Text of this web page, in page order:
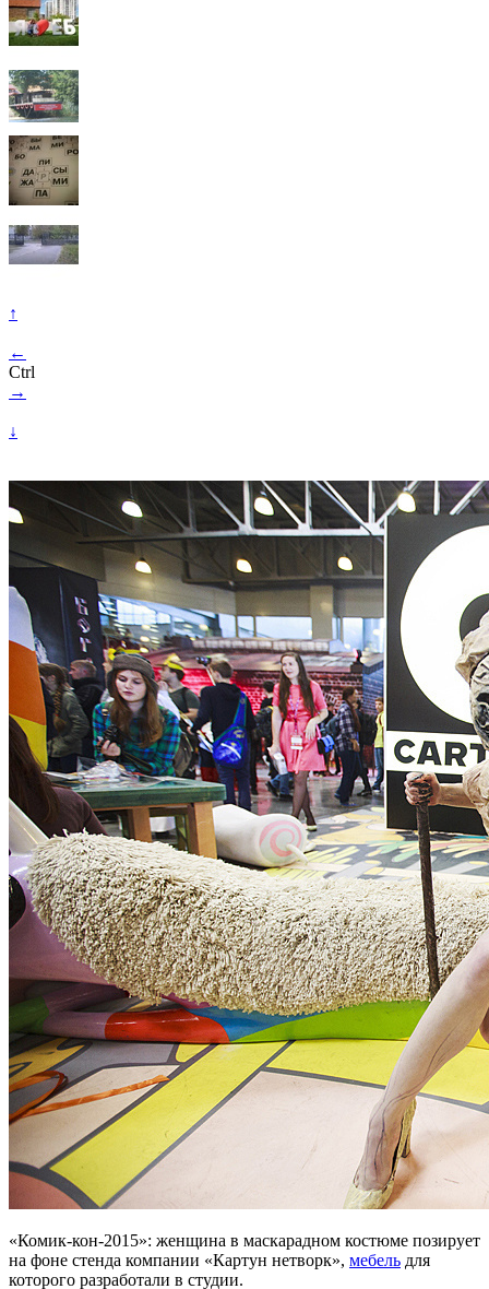
↑
←
Ctrl
→
↓
«Комик-кон-2015»: женщина в маскарадном костюме позирует
на фоне стенда компании «Картун нетворк», мебель для
которого разработали в студии.